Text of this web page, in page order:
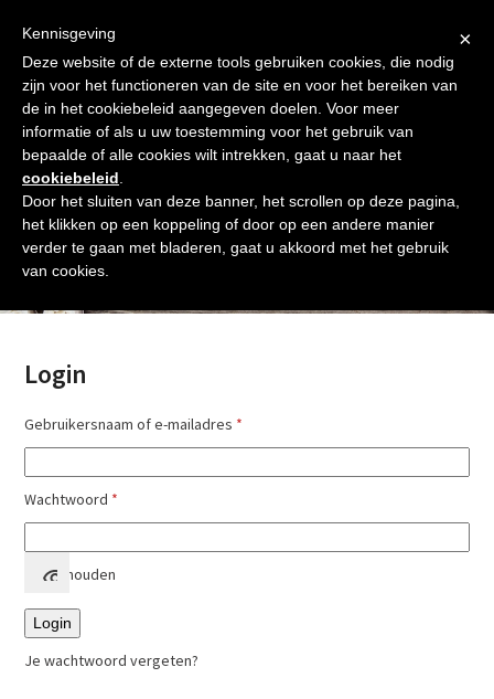
content
Afrekenen
Winkelmand Shop
Open
mobile
menu
Close
mobile
menu
Mijn account
Login
Gebruikersnaam of e-mailadres *
Wachtwoord *
Onthouden
Login
Je wachtwoord vergeten?
×
Kennisgeving
Deze website of de externe tools gebruiken cookies, die nodig
zijn voor het functioneren van de site en voor het bereiken van
de in het cookiebeleid aangegeven doelen. Voor meer
informatie of als u uw toestemming voor het gebruik van
bepaalde of alle cookies wilt intrekken, gaat u naar het
cookiebeleid
Door het sluiten van deze banner, het scrollen op deze pagina,
het klikken op een koppeling of door op een andere manier
verder te gaan met bladeren, gaat u akkoord met het gebruik
van cookies.